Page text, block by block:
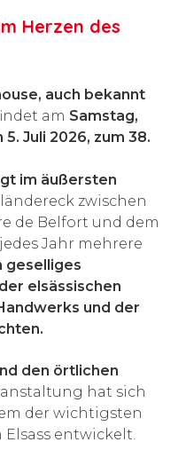
Herzen des
auch bekannt
am Samstag,
Juli 2026, zum 38.
im äußersten
zwischen
de Belfort und dem
Jahr mehrere
geselliges
elsässischen
und der
den örtlichen
hat sich
der wichtigsten
entwickelt.